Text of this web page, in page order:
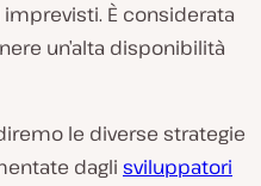
È considerata
un’alta disponibilità
le diverse strategie
dagli sviluppatori